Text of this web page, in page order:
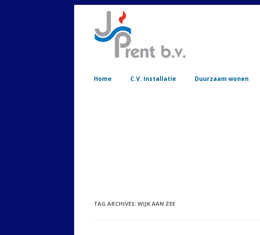
Home C.V. Installatie Duurzaam wonen
TAG ARCHIVES: WIJK AAN ZEE